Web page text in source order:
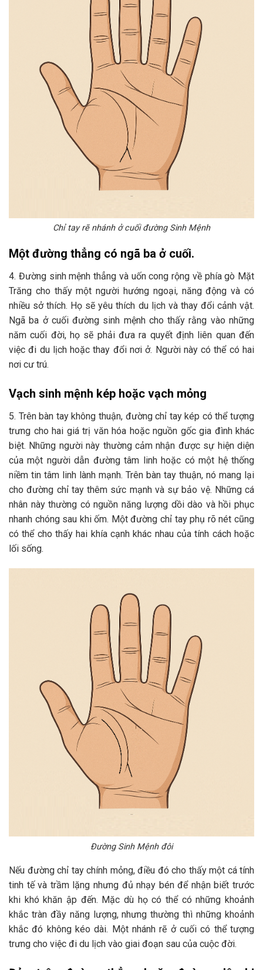
Chỉ tay rẽ nhánh ở cuối đường Sinh Mệnh
Một đường thẳng có ngã ba ở cuối.
4. Đường sinh mệnh thẳng và uốn cong rộng về phía gò Mặt
Trăng cho thấy một người hướng ngoại, năng động và có
nhiều sở thích. Họ sẽ yêu thích du lịch và thay đổi cảnh vật.
Ngã ba ở cuối đường sinh mệnh cho thấy rằng vào những
năm cuối đời, họ sẽ phải đưa ra quyết định liên quan đến
việc đi du lịch hoặc thay đổi nơi ở. Người này có thể có hai
nơi cư trú.
Vạch sinh mệnh kép hoặc vạch mỏng
5. Trên bàn tay không thuận, đường chỉ tay kép có thể tượng
trưng cho hai giá trị văn hóa hoặc nguồn gốc gia đình khác
biệt. Những người này thường cảm nhận được sự hiện diện
của một người dẫn đường tâm linh hoặc có một hệ thống
niềm tin tâm linh lành mạnh. Trên bàn tay thuận, nó mang lại
cho đường chỉ tay thêm sức mạnh và sự bảo vệ. Những cá
nhân này thường có nguồn năng lượng dồi dào và hồi phục
nhanh chóng sau khi ốm. Một đường chỉ tay phụ rõ nét cũng
có thể cho thấy hai khía cạnh khác nhau của tính cách hoặc
lối sống.
Đường Sinh Mệnh đôi
Nếu đường chỉ tay chính mỏng, điều đó cho thấy một cá tính
tinh tế và trầm lặng nhưng đủ nhạy bén để nhận biết trước
khi khó khăn ập đến. Mặc dù họ có thể có những khoảnh
khắc tràn đầy năng lượng, nhưng thường thì những khoảnh
khắc đó không kéo dài. Một nhánh rẽ ở cuối có thể tượng
trưng cho việc đi du lịch vào giai đoạn sau của cuộc đời.